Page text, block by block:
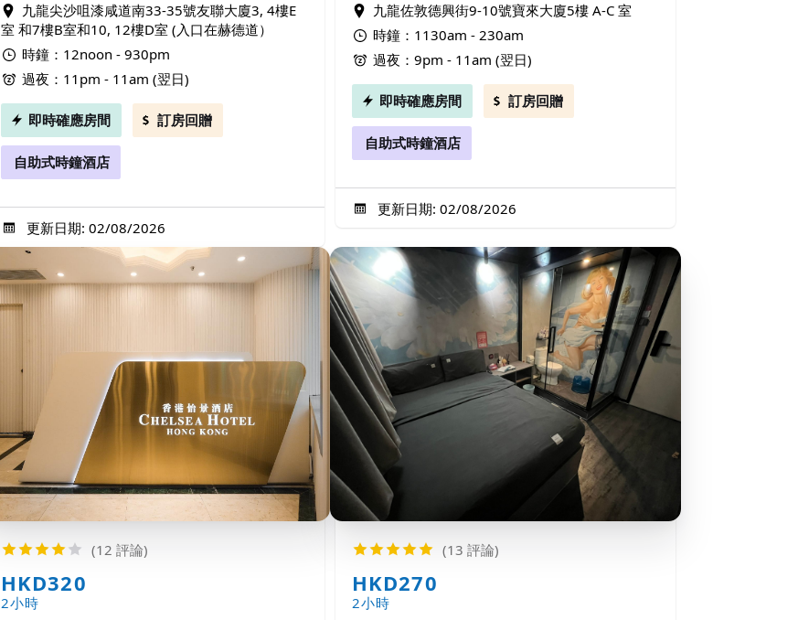
九龍尖沙咀漆咸道南33-35號友聯大廈3, 4樓E
室 和7樓B室和10, 12樓D室 (入口在赫德道）
時鐘：12noon - 930pm
過夜：11pm - 11am (翌日)
即時確應房間 訂房回贈
自助式時鐘酒店
更新日期: 02/08/2026
九龍佐敦德興街9-10號寶來大廈5樓 A-C 室
時鐘：1130am - 230am
過夜：9pm - 11am (翌日)
即時確應房間 訂房回贈
自助式時鐘酒店
更新日期: 02/08/2026
(12 評論)
HKD320
2小時
(13 評論)
HKD270
2小時